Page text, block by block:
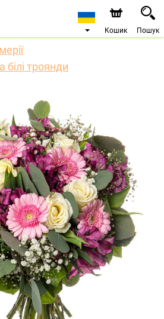
через наш інтернет-
можлива дата доставки —
зв’язку з відпусткою.Кошик Пошук
білі троянди